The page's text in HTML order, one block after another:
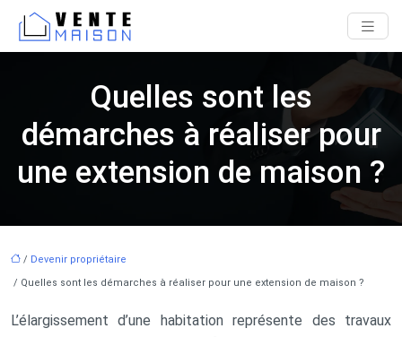
Quelles sont les
démarches à réaliser pour
une extension de maison ?
/ Devenir propriétaire
/ Quelles sont les démarches à réaliser pour une extension de maison ?
L’élargissement d’une habitation représente des travaux